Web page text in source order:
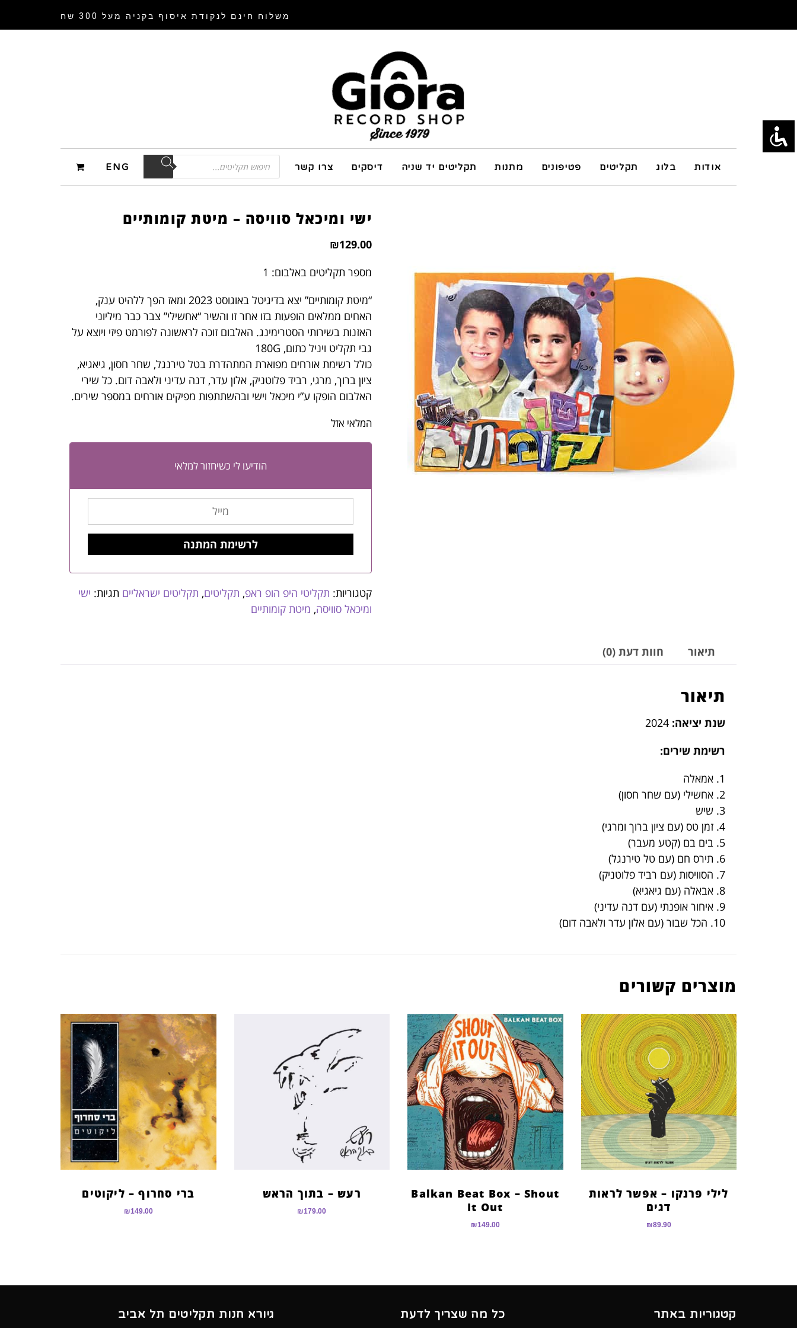
משלוח חינם לנקודת איסוף בקניה מעל 300 שח
אודות בלוג תקליטים פטיפונים מתנות תקליטים יד שניה דיסקים צרו קשר ENG
ישי ומיכאל סוויסה – מיטת קומותיים
₪129.00
מספר תקליטים באלבום: 1
“מיטת קומותיים” יצא בדיגיטל באוגוסט 2023 ומאז הפך ללהיט ענק,
האחים ממלאים הופעות בזו אחר זו והשיר “אחשילי” צבר כבר מיליוני
האזנות בשירותי הסטרימינג. האלבום זוכה לראשונה לפורמט פיזי ויוצא על
גבי תקליט ויניל כתום, 180G
כולל רשימת אורחים מפוארת המתהדרת בטל טירנגל, שחר חסון, גיאגיא,
ציון ברוך, מרגי, רביד פלוטניק, אלון עדר, דנה עדיני ולאבה דום. כל שירי
האלבום הופקו ע”י מיכאל וישי ובהשתתפות מפיקים אורחים במספר שירים.
המלאי אזל
הודיעו לי כשיחזור למלאי
קטגוריות: תקליטי היפ הופ ראפ, תקליטים, תקליטים ישראליים תגיות: ישי
ומיכאל סוויסה, מיטת קומותיים
תיאור חוות דעת (0)
תיאור
שנת יציאה:
רשימת שירים:
1. אמאלה
2. אחשילי (עם שחר חסון)
3. שיש
4. זמן טס (עם ציון ברוך ומרגי)
5. בים בם (קטע מעבר)
6. תירס חם (עם טל טירנגל)
7. הסוויסות (עם רביד פלוטניק)
8. אבאלה (עם גיאגיא)
9. איחור אופנתי (עם דנה עדיני)
10. הכל שבור (עם אלון עדר ולאבה דום)
מוצרים קשורים
לילי פרנקו – אפשר לראות
דגים
₪89.90
Balkan Beat Box – Shout
It Out
₪149.00
רעש – בתוך הראש
₪179.00
ברי סחרוף – ליקוטים
₪149.00
קטגוריות באתר כל מה שצריך לדעת גיורא חנות תקליטים תל אביב